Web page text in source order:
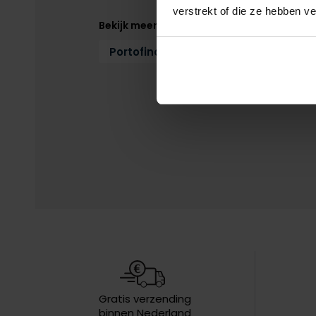
verstrekt of die ze hebben
Bekijk meer
Portofino
Gratis verzending
binnen Nederland